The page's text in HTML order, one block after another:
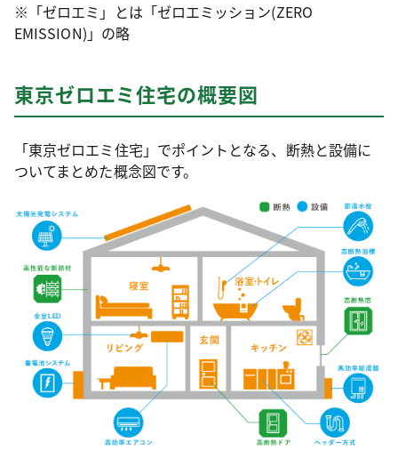
※「ゼロエミ」とは「ゼロエミッション(ZERO
EMISSION)」の略
東京ゼロエミ住宅の概要図
「東京ゼロエミ住宅」でポイントとなる、断熱と設備に
ついてまとめた概念図です。